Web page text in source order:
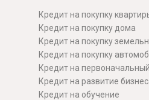
Кредит на покупку
Кредит на покупку дома
Кредит на покупку
Кредит на покупку
Кредит на
Кредит на развитие
Кредит на обучение